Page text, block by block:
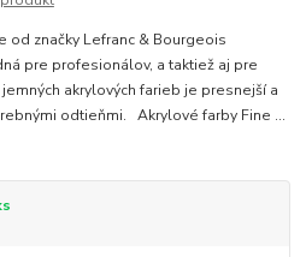
značky Lefranc & Bourgeois
pre profesionálov, a taktiež aj pre
akrylových farieb je presnejší a
odtieňmi. Akrylové farby Fine ...